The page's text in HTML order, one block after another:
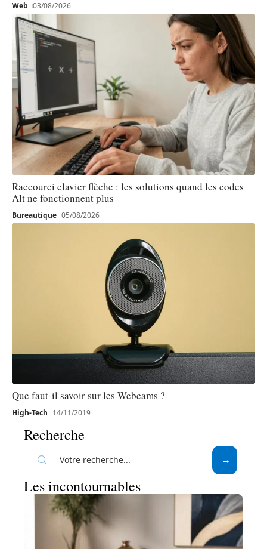
Web 03/08/2026
Raccourci clavier flèche : les solutions quand les codes
Alt ne fonctionnent plus
Bureautique 05/08/2026
Que faut-il savoir sur les Webcams ?
High-Tech 14/11/2019
Recherche
Les incontournables